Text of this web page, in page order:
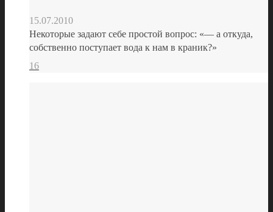
15.07.2010
Некоторые задают себе простой вопрос: «— а откуда,
собственно поступает вода к нам в краник?»
16